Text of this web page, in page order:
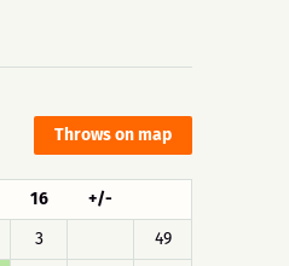
Throws on map
16
+/-
3
49